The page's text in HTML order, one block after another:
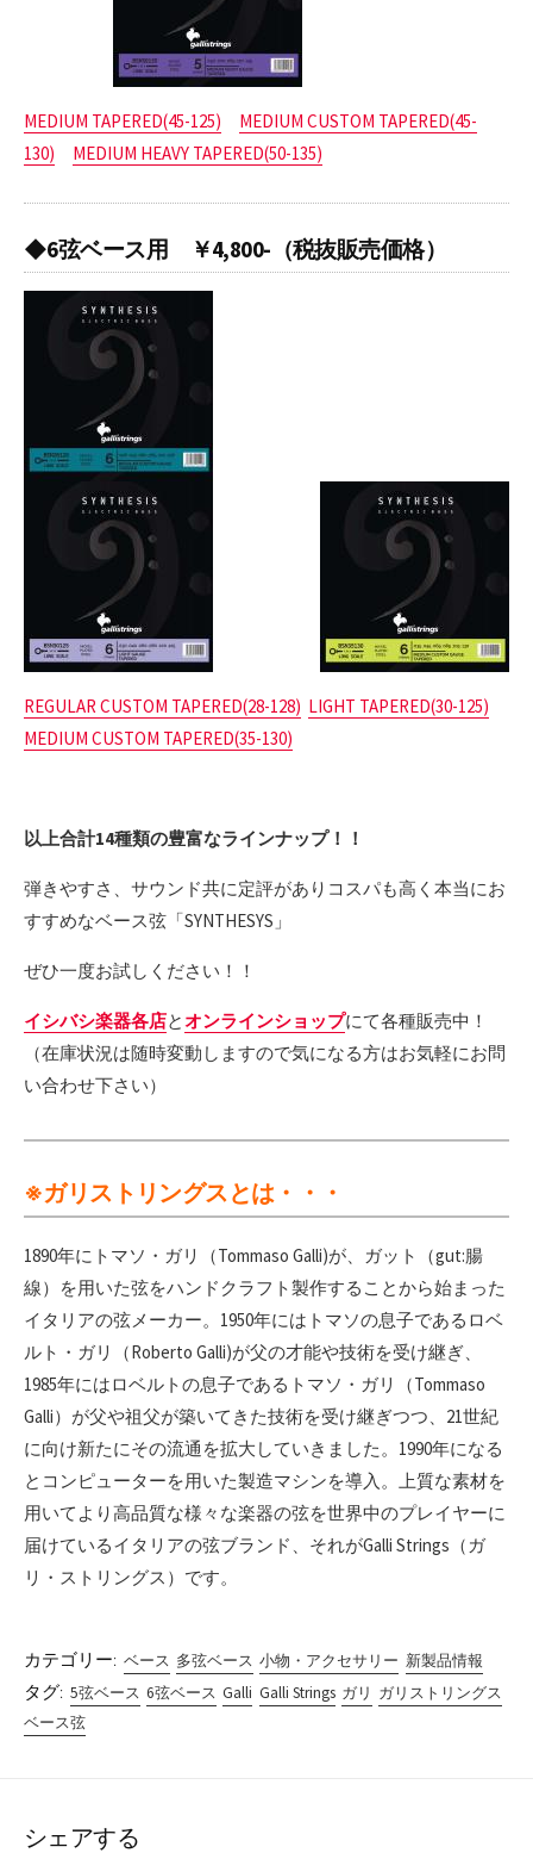
MEDIUM TAPERED(45-125)
MEDIUM CUSTOM TAPERED(45-
130)
MEDIUM HEAVY TAPERED(50-135)
◆6弦ベース用 ￥4,800-（税抜販売価格）
REGULAR CUSTOM TAPERED(28-128) LIGHT TAPERED(30-125)
MEDIUM CUSTOM TAPERED(35-130)
以上合計14種類の豊富なラインナップ！！
弾きやすさ、サウンド共に定評がありコスパも高く本当にお
すすめなベース弦「SYNTHESYS」
ぜひ一度お試しください！！
イシバシ楽器各店とオンラインショップにて各種販売中！
（在庫状況は随時変動しますので気になる方はお気軽にお問
い合わせ下さい）
※ガリストリングスとは・・・
1890年にトマソ・ガリ（Tommaso Galli)が、ガット（gut:腸
線）を用いた弦をハンドクラフト製作することから始まった
イタリアの弦メーカー。1950年にはトマソの息子であるロベ
ルト・ガリ（Roberto Galli)が父の才能や技術を受け継ぎ、
1985年にはロベルトの息子であるトマソ・ガリ（Tommaso
Galli）が父や祖父が築いてきた技術を受け継ぎつつ、21世紀
に向け新たにその流通を拡大していきました。1990年になる
とコンピューターを用いた製造マシンを導入。上質な素材を
用いてより高品質な様々な楽器の弦を世界中のプレイヤーに
届けているイタリアの弦ブランド、それがGalli Strings（ガ
リ・ストリングス）です。
カテゴリー: ベース 多弦ベース 小物・アクセサリー 新製品情報
タグ: 5弦ベース 6弦ベース Galli Galli Strings ガリ ガリストリングス
ベース弦
シェアする